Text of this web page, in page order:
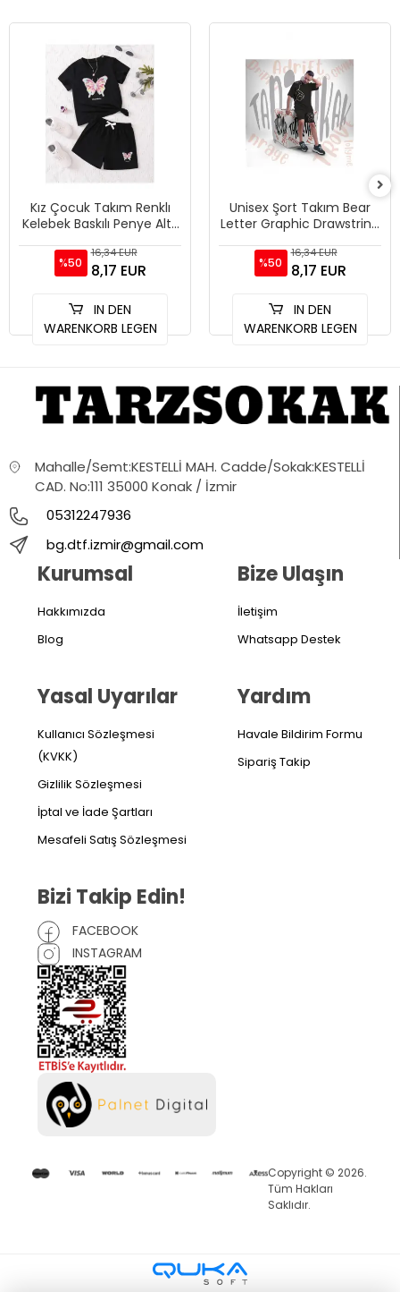
Kız Çocuk Takım Renklı
Kelebek Baskılı Penye Alt-
%50
16,34 EUR
8,17 EUR
IN DEN
WARENKORB LEGEN
Unisex Şort Takım Bear
Letter Graphic Drawstring
%50
16,34 EUR
8,17 EUR
IN DEN
WARENKORB LEGEN
Mahalle/Semt:KESTELLİ MAH. Cadde/Sokak:KESTELLİ
CAD. No:111 35000 Konak / İzmir
05312247936
bg.dtf.izmir@gmail.com
Kurumsal
Hakkımızda
Blog
Yasal Uyarılar
Kullanıcı Sözleşmesi
(KVKK)
Gizlilik Sözleşmesi
İptal ve İade Şartları
Mesafeli Satış Sözleşmesi
Bize Ulaşın
İletişim
Whatsapp Destek
Yardım
Havale Bildirim Formu
Sipariş Takip
Bizi Takip Edin!
FACEBOOK
INSTAGRAM
Copyright © 2026.
Tüm Hakları
Saklıdır.